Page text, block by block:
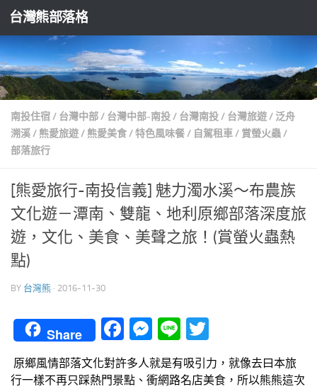
Skip to content
台灣熊部落格
南投住宿/ 台灣中部/ 台灣中部-南投/ 台灣南投/ 台灣旅遊/泛舟
溯溪/ 熊愛旅遊/ 熊愛美食/特色風味餐/ 自駕租車/ 賞螢火蟲/
部落旅行
[熊愛旅行-南投信義] 魅力濁水溪～布農族
文化遊－潭南、雙龍、地利原鄉部落深度旅
遊，文化、美食、美聲之旅！(賞螢火蟲熱
點)
BY 台灣熊 · 2016-11-30
Share Facebook
Messenger
Line
原鄉風情部落文化對許多人就是有吸引力，就像去曰本旅
行一樣不再只踩熱門景點、衝網路名店美食，所以熊熊這次